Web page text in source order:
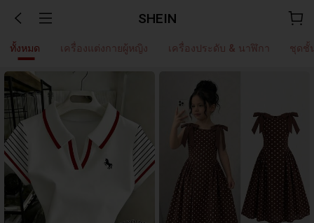
SHEIN
ทั้งหมด เครื่องแต่งกายผู้หญิง เครื่องประดับ & นาฬิกา ชุดชั้